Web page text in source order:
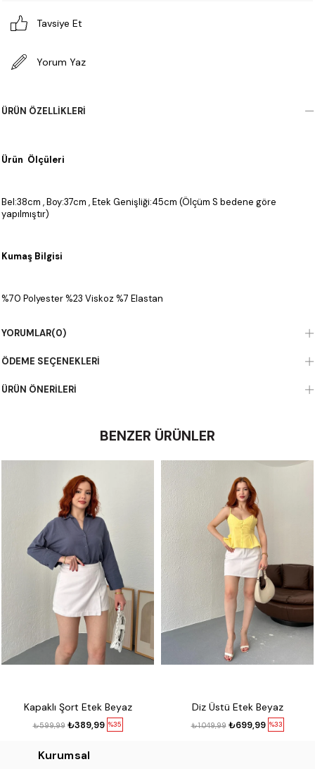
Tavsiye Et
Yorum Yaz
ÜRÜN ÖZELLIKLERI
Ürün Ölçüleri
Bel:38cm , Boy:37cm , Etek Genişliği:45cm (Ölçüm S bedene göre
yapılmıştır)
Kumaş Bilgisi
%70 Polyester %23 Viskoz %7 Elastan
YORUMLAR(0)
ÖDEME SEÇENEKLERI
ÜRÜN ÖNERILERI
BENZER ÜRÜNLER
Kapaklı Şort Etek Beyaz
%35
₺389,99
₺599,99
Diz Üstü Etek Beyaz
%33
₺699,99
₺1.049,99
Kurumsal